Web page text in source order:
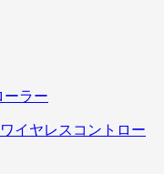
ーラー
イヤレスコントロー